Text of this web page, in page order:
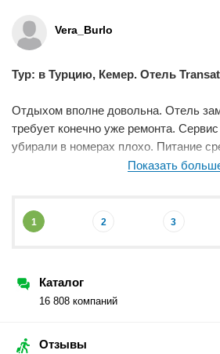
Vera_Burlo
Тур: в Турцию, Кемер. Отель
Отдыхом вполне довольна. Отель
требует конечно уже ремонта.
убирали в номерах плохо. Питание
одно и то же, но я не привередливая,
Показать
1 2 3
Каталог
16 808 компаний
Отзывы